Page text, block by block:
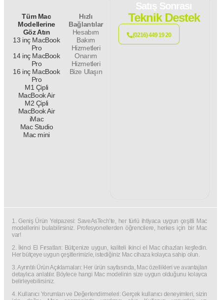
Tüm Mac
Modellerine
Göz Atın
13 inç MacBook
Pro
14 inç MacBook
Pro
16 inç MacBook
Pro
M1 Çipli
MacBook Air
M2 Çipli
MacBook Air
iMac
Mac Studio
Mac mini
Hızlı
Bağlantılar
Hesabım
Bakım
Hizmetleri
Onarım
Hizmetleri
Bize Ulaşın
Satış Sonrası
Teknik Destek
(0216) 449 19 20
1. Geniş Ürün Yelpazesi: SaveAsTech’te, her türlü ihtiyaca uygun çeşitli Mac
modellerini bulabilirsiniz. Profesyonellerden öğrencilere, herkes için bir Mac
var!
2. İkinci El Fırsatları: Bütçenize uygun, kaliteli ikinci el Mac cihazları keşfedin.
Her bütçeye uygun çeşitlerimizle, istediğiniz Mac cihaza kolayca sahip olun.
3. Ayrıntılı Ürün Açıklamaları: Her ürün sayfasında, Mac özellikleri ve avantajları
detaylıca anlatılır. Böylece hangi Mac modelinin size uygun olduğunu kolayca
belirleyebilirsiniz.
4. Kullanıcı Yorumları ve Değerlendirmeleri: Gerçek kullanıcı deneyimleri, sizin